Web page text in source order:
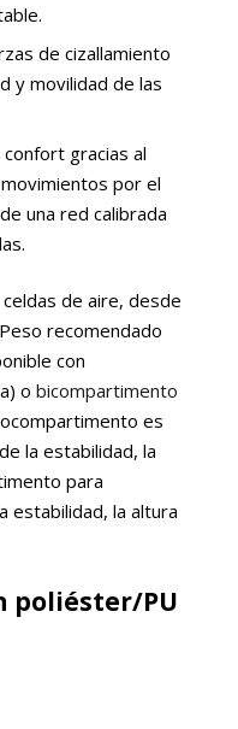
de cizallamiento
y movilidad de las
confort gracias al
por el
una red calibrada
de aire, desde
recomendado
con
o bicompartimento
es
la estabilidad, la
para
estabilidad, la altura
poliéster/PU